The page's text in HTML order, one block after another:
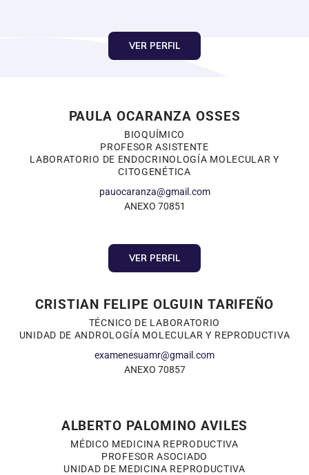
VER PERFIL
PAULA OCARANZA OSSES
BIOQUÍMICO
PROFESOR ASISTENTE
LABORATORIO DE ENDOCRINOLOGÍA MOLECULAR Y
CITOGENÉTICA
pauocaranza@gmail.com
ANEXO 70851
VER PERFIL
CRISTIAN FELIPE OLGUIN TARIFEÑO
TÉCNICO DE LABORATORIO
UNIDAD DE ANDROLOGÍA MOLECULAR Y REPRODUCTIVA
examenesuamr@gmail.com
ANEXO 70857
ALBERTO PALOMINO AVILES
MÉDICO MEDICINA REPRODUCTIVA
PROFESOR ASOCIADO
UNIDAD DE MEDICINA REPRODUCTIVA